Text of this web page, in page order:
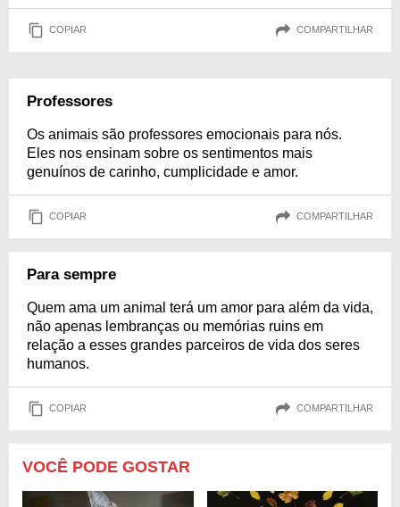
COPIAR COMPARTILHAR
Professores
Os animais são professores emocionais para nós.
Eles nos ensinam sobre os sentimentos mais
genuínos de carinho, cumplicidade e amor.
COPIAR COMPARTILHAR
Para sempre
Quem ama um animal terá um amor para além da vida,
não apenas lembranças ou memórias ruins em
relação a esses grandes parceiros de vida dos seres
humanos.
COPIAR COMPARTILHAR
VOCÊ PODE GOSTAR